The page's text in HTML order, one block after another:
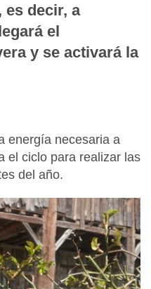
es decir, a
el
y se activará la
energía necesaria a
el ciclo para realizar las
del año.